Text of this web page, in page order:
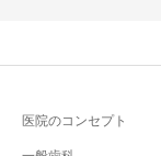
医院のコンセプト